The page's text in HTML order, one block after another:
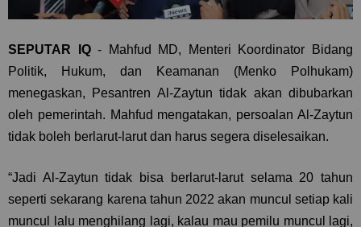
SEPUTAR IQ- Mahfud MD, Menteri Koordinator Bidang
Politik, Hukum, dan Keamanan (Menko Polhukam)
menegaskan, Pesantren Al-Zaytun tidak akan dibubarkan
oleh pemerintah. Mahfud mengatakan, persoalan Al-Zaytun
tidak boleh berlarut-larut dan harus segera diselesaikan.
“Jadi Al-Zaytun tidak bisa berlarut-larut selama 20 tahun
seperti sekarang karena tahun 2022 akan muncul setiap kali
muncul lalu menghilang lagi, kalau mau pemilu muncul lagi,